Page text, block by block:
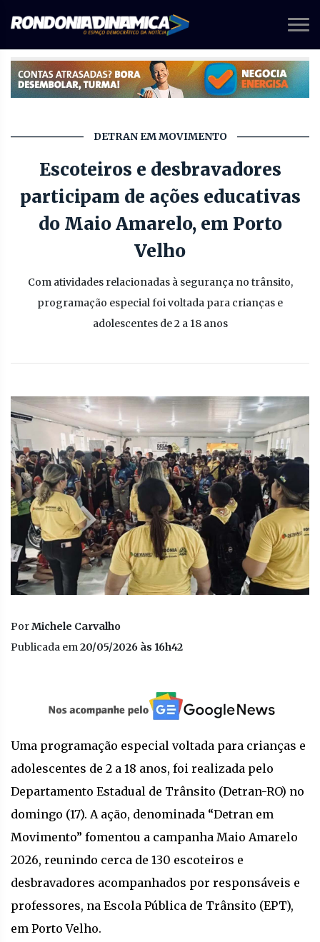
DETRAN EM MOVIMENTO
Escoteiros e desbravadores
participam de ações educativas
do Maio Amarelo, em Porto
Velho
Com atividades relacionadas à segurança no trânsito,
programação especial foi voltada para crianças e
adolescentes de 2 a 18 anos
PorMichele Carvalho
Publicada em20/05/2026 às 16h42
Uma programação especial voltada para crianças e
adolescentes de 2 a 18 anos, foi realizada pelo
Departamento Estadual de Trânsito (Detran-RO) no
domingo (17). A ação, denominada “Detran em
Movimento” fomentou a campanha Maio Amarelo
2026, reunindo cerca de 130 escoteiros e
desbravadores acompanhados por responsáveis e
professores, na Escola Pública de Trânsito (EPT),
em Porto Velho.